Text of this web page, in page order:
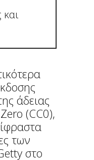
και
άδειας
Zero (CC0),
των
στο